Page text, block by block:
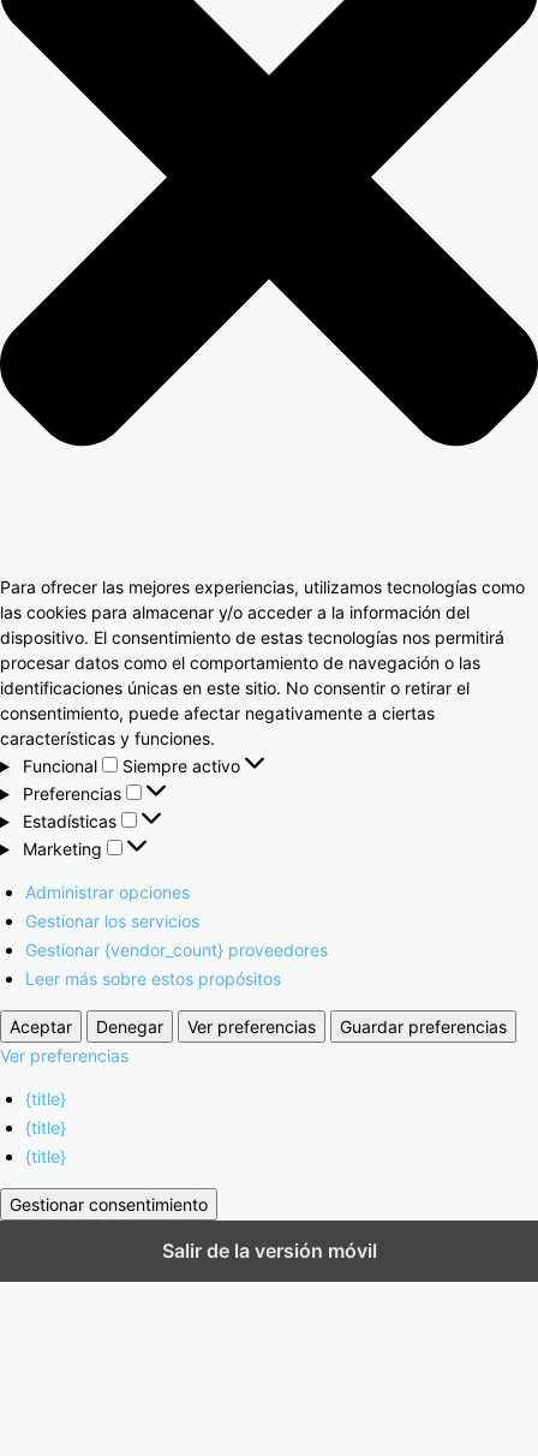
Para ofrecer las mejores experiencias, utilizamos tecnologías como
las cookies para almacenar y/o acceder a la información del
dispositivo. El consentimiento de estas tecnologías nos permitirá
procesar datos como el comportamiento de navegación o las
identificaciones únicas en este sitio. No consentir o retirar el
consentimiento, puede afectar negativamente a ciertas
características y funciones.
Funcional
Siempre activo
Preferencias
Estadísticas
Marketing
Administrar opciones
Gestionar los servicios
Gestionar {vendor_count} proveedores
Leer más sobre estos propósitos
Aceptar Denegar Ver preferencias
Guardar preferencias
Ver preferencias
{title}
{title}
{title}
Gestionar consentimiento
Salir de la versión móvil